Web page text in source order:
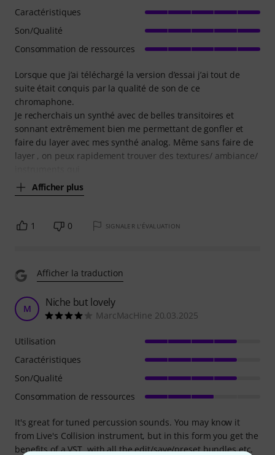
Lorsque que j’ai téléchargé la version d’essai j’ai tout de
suite était conquis par la qualité de son de ce
chromaphone.
Je recherchais un synthé avec de belles transitoires et
sonnant extrêmement bien me permettant de gonfler et
faire du layer avec mes synthé analog. Même sans faire de
layer , on peux rapidement trouver des textures/ ambiance/
Afficher plus
Caractéristiques
Son/Qualité
Consommation de ressources
1 0 SIGNALER L'ÉVALUATION
Afficher la traduction
M Niche but lovely
MarcMacHine 20.03.2025
It's great for tuned percussion sounds. You may know it
from Live's Collision instrument, but in this form you get the
benefits of a VST, with all the edit/save/preset bundles etc.
Utilisation
Caractéristiques
Son/Qualité
Consommation de ressources